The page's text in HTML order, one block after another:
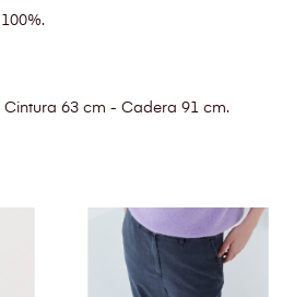
Cintura 63 cm - Cadera 91 cm.